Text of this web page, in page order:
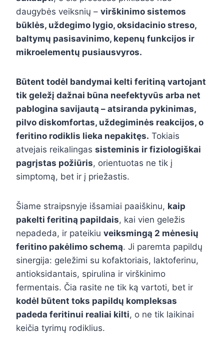
daugybės veiksnių – virškinimo sistemos
būklės, uždegimo lygio, oksidacinio streso,
baltymų pasisavinimo, kepenų funkcijos ir
mikroelementų pusiausvyros.
Būtent todėl bandymai kelti feritiną vartojant
tik geležį dažnai būna neefektyvūs arba net
pablogina savijautą – atsiranda pykinimas,
pilvo diskomfortas, uždegiminės reakcijos, o
feritino rodiklis lieka nepakitęs. Tokiais
atvejais reikalingas sisteminis ir fiziologiškai
pagrįstas požiūris, orientuotas ne tik į
simptomą, bet ir į priežastis.
Šiame straipsnyje išsamiai paaiškinu, kaip
pakelti feritiną papildais, kai vien geležis
nepadeda, ir pateikiu veiksmingą 2 mėnesių
feritino pakėlimo schemą. Ji paremta papildų
sinergija: geležimi su kofaktoriais, laktoferinu,
antioksidantais, spirulina ir virškinimo
fermentais. Čia rasite ne tik ką vartoti, bet ir
kodėl būtent toks papildų kompleksas
padeda feritinui realiai kilti, o ne tik laikinai
keičia tyrimų rodiklius.